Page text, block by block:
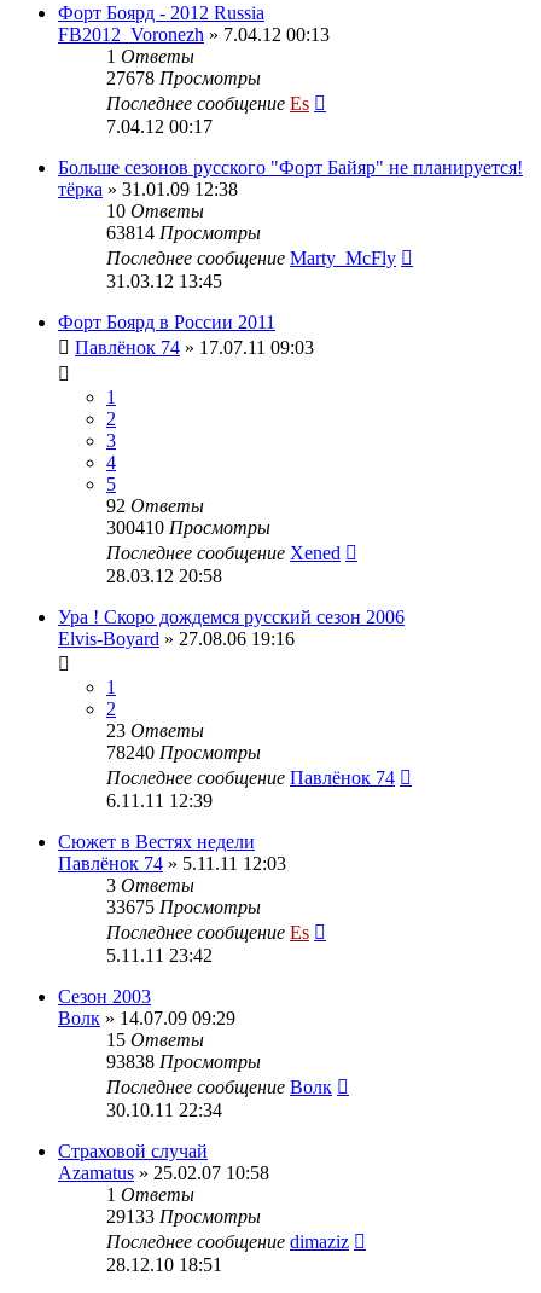
Форт Боярд - 2012 Russia
FB2012_Voronezh » 7.04.12 00:13
1 Ответы
27678 Просмотры
Последнее сообщение Es
7.04.12 00:17
Больше сезонов русского "Форт Байяр" не планируется!
тёрка » 31.01.09 12:38
10 Ответы
63814 Просмотры
Последнее сообщение Marty_McFly
31.03.12 13:45
Форт Боярд в России 2011
Павлёнок 74 » 17.07.11 09:03
1
2
3
4
5
92 Ответы
300410 Просмотры
Последнее сообщение Xened
28.03.12 20:58
Ура ! Скоро дождемся русский сезон 2006
Elvis-Boyard » 27.08.06 19:16
1
2
23 Ответы
78240 Просмотры
Последнее сообщение Павлёнок 74
6.11.11 12:39
Сюжет в Вестях недели
Павлёнок 74 » 5.11.11 12:03
3 Ответы
33675 Просмотры
Последнее сообщение Es
5.11.11 23:42
Сезон 2003
Волк » 14.07.09 09:29
15 Ответы
93838 Просмотры
Последнее сообщение Волк
30.10.11 22:34
Страховой случай
Azamatus » 25.02.07 10:58
1 Ответы
29133 Просмотры
Последнее сообщение dimaziz
28.12.10 18:51